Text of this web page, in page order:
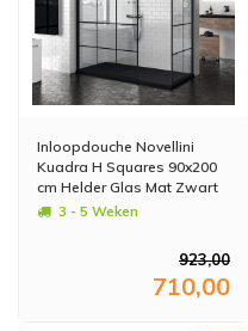
Inloopdouche Novellini
Kuadra H Squares 90x200
cm Helder Glas Mat Zwart
Raster3 - 5 Weken
923,00
710,00